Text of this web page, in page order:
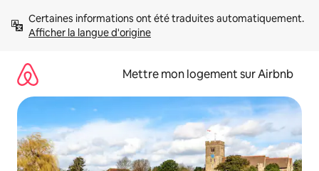
directement
Afficher la langue d'origine
Mettre mon logement sur Airbnb